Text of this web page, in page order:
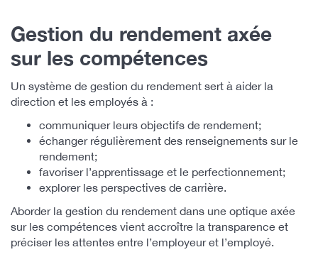
Gestion du rendement axée
sur les compétences
Un système de gestion du rendement sert à aider la
direction et les employés à :
communiquer leurs objectifs de rendement;
échanger régulièrement des renseignements sur le
rendement;
favoriser l’apprentissage et le perfectionnement;
explorer les perspectives de carrière.
Aborder la gestion du rendement dans une optique axée
sur les compétences vient accroître la transparence et
préciser les attentes entre l’employeur et l’employé.